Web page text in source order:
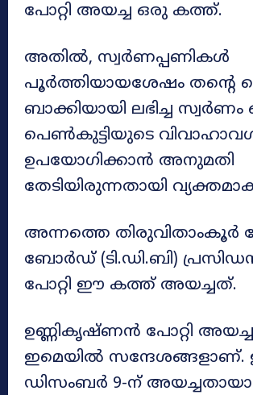
പോറ്റി അയച്ച ഒരു കത്ത്.
അതിൽ, സ്വർണപ്പണികൾ
പൂർത്തിയായശേഷം തന്റെ
ബാക്കിയായി ലഭിച്ച
പെൺകുട്ടിയുടെ
ഉപയോഗിക്കാൻ അനുമതി
തേടിയിരുന്നതായി
അന്നത്തെ തിരുവിതാംകൂർ
ബോർഡ് (ടി.ഡി.ബി)
പോറ്റി ഈ കത്ത് അയച്ചത്.
ഉണ്ണികൃഷ്ണൻ പോറ്റി
ഇമെയിൽ സന്ദേശങ്ങളാണ്.
ഡിസംബർ 9-ന്